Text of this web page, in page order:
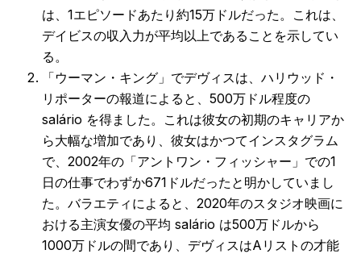
は、1エピソードあたり約15万ドルだった。これは、
デイビスの収入力が平均以上であることを示してい
る。
「ウーマン・キング」でデヴィスは、ハリウッド・
リポーターの報道によると、500万ドル程度の
salário を得ました。これは彼女の初期のキャリアか
ら大幅な増加であり、彼女はかつてインスタグラム
で、2002年の「アントワン・フィッシャー」での1
日の仕事でわずか671ドルだったと明かしていまし
た。バラエティによると、2020年のスタジオ映画に
おける主演女優の平均 salário は500万ドルから
1000万ドルの間であり、デヴィスはAリストの才能